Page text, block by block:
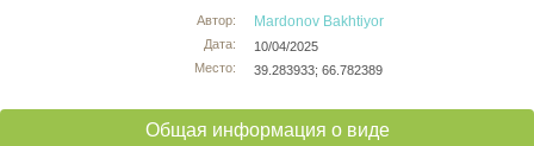
Автор:
Дата:
Место:
Mardonov Bakhtiyor
10/04/2025
39.283933; 66.782389
Общая информация о виде